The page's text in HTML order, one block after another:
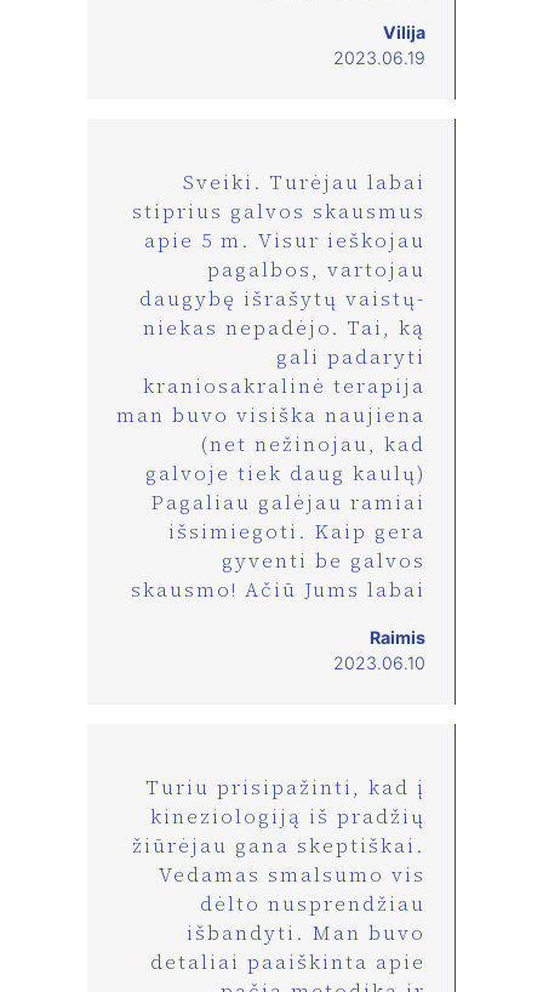
Vilija
2023.06.19
Sveiki. Turėjau labai
stiprius galvos skausmus
apie 5 m. Visur ieškojau
pagalbos, vartojau
daugybę išrašytų vaistų-
niekas nepadėjo. Tai, ką
gali padaryti
kraniosakralinė terapija
man buvo visiška naujiena
(net nežinojau, kad
galvoje tiek daug kaulų)
Pagaliau galėjau ramiai
išsimiegoti. Kaip gera
gyventi be galvos
skausmo! Ačiū Jums labai
Raimis
2023.06.10
Turiu prisipažinti, kad į
kineziologiją iš pradžių
žiūrėjau gana skeptiškai.
Vedamas smalsumo vis
dėlto nusprendžiau
išbandyti. Man buvo
detaliai paaiškinta apie